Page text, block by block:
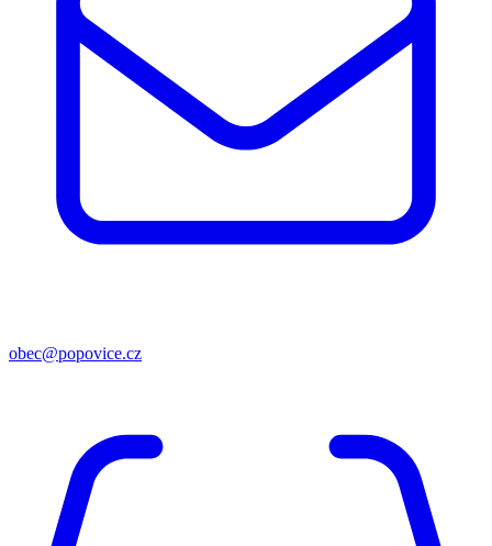
obec@popovice.cz